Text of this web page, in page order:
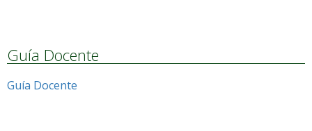
Guía Docente
Guía Docente